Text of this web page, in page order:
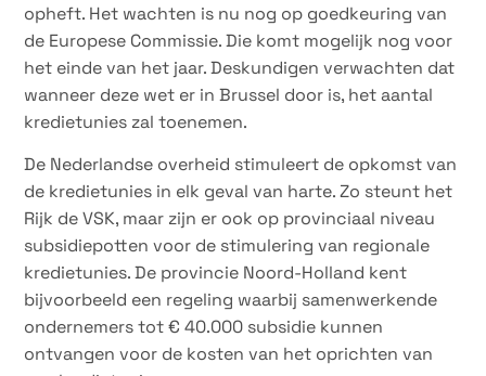
opheft. Het wachten is nu nog op goedkeuring van
de Europese Commissie. Die komt mogelijk nog voor
het einde van het jaar. Deskundigen verwachten dat
wanneer deze wet er in Brussel door is, het aantal
kredietunies zal toenemen.
De Nederlandse overheid stimuleert de opkomst van
de kredietunies in elk geval van harte. Zo steunt het
Rijk de VSK, maar zijn er ook op provinciaal niveau
subsidiepotten voor de stimulering van regionale
kredietunies. De provincie Noord-Holland kent
bijvoorbeeld een regeling waarbij samenwerkende
ondernemers tot € 40.000 subsidie kunnen
ontvangen voor de kosten van het oprichten van